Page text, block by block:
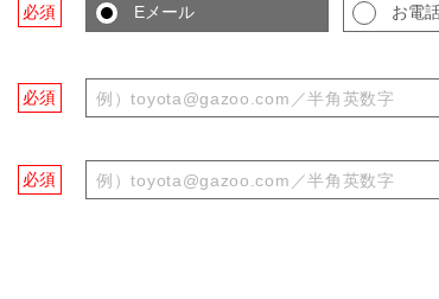
必須 Eメール お電
必須
必須